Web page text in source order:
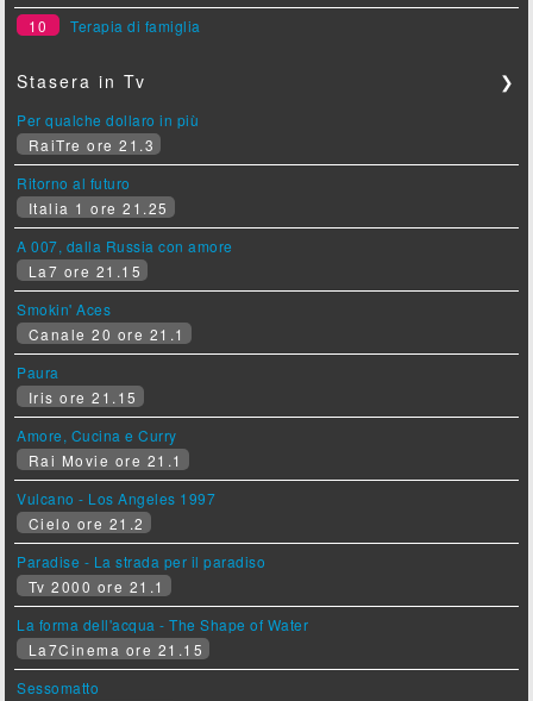
10
Terapia di famiglia
Stasera in Tv ❯
Per qualche dollaro in più
RaiTre ore 21.3
Ritorno al futuro
Italia 1 ore 21.25
A 007, dalla Russia con amore
La7 ore 21.15
Smokin' Aces
Canale 20 ore 21.1
Paura
Iris ore 21.15
Amore, Cucina e Curry
Rai Movie ore 21.1
Vulcano - Los Angeles 1997
Cielo ore 21.2
Paradise - La strada per il paradiso
Tv 2000 ore 21.1
La forma dell'acqua - The Shape of Water
La7Cinema ore 21.15
Sessomatto